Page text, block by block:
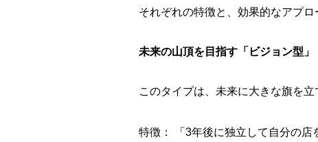
それぞれの特徴と、効果的なアプロ
未来の山頂を目指す「ビジョン型」
このタイプは、未来に大きな旗を立
特徴： 「3年後に独立して自分の